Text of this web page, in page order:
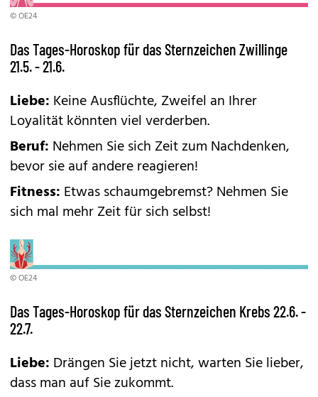
© OE24
Das Tages-Horoskop für das Sternzeichen Zwillinge
21.5. - 21.6.
Liebe: Keine Ausflüchte, Zweifel an Ihrer
Loyalität könnten viel verderben.
Beruf: Nehmen Sie sich Zeit zum Nachdenken,
bevor sie auf andere reagieren!
Fitness: Etwas schaumgebremst? Nehmen Sie
sich mal mehr Zeit für sich selbst!
© OE24
Das Tages-Horoskop für das Sternzeichen Krebs 22.6. -
22.7.
Liebe: Drängen Sie jetzt nicht, warten Sie lieber,
dass man auf Sie zukommt.